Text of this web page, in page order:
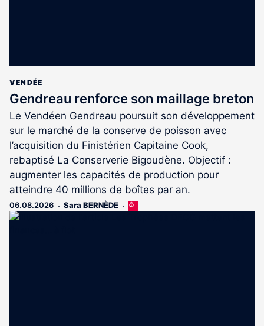
VENDÉE
Gendreau renforce son maillage breton
Le Vendéen Gendreau poursuit son développement
sur le marché de la conserve de poisson avec
l’acquisition du Finistérien Capitaine Cook,
rebaptisé La Conserverie Bigoudène. Objectif :
augmenter les capacités de production pour
atteindre 40 millions de boîtes par an.
06.08.2026 Sara BERNÈDE
Cet